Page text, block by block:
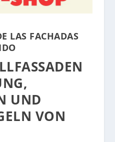
LAS FACHADAS
UND
VON